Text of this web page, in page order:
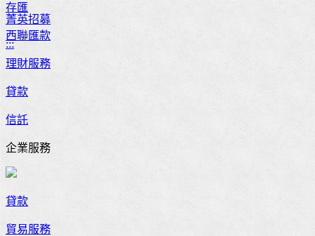
菁英招募
:::
存匯
西聯匯款
理財服務
貸款
信託
企業服務
貸款
貿易服務